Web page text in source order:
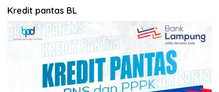
Kredit pantas BL